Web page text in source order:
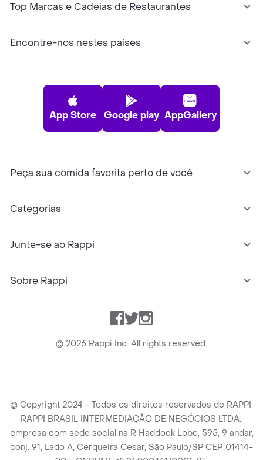
Top Marcas e Cadeias de Restaurantes
Encontre-nos nestes países
App Store Google play AppGallery
Peça sua comida favorita perto de você
Categorias
Junte-se ao Rappi
Sobre Rappi
Facebook
TwitterInstagram
© 2026 Rappi Inc. All rights reserved.
© Copyright 2024 - Todos os direitos reservados de RAPPI.
RAPPI BRASIL INTERMEDIAÇÃO DE NEGÓCIOS LTDA.,
empresa com sede social na R Haddock Lobo, 595, 9 andar,
conj. 91, Lado A, Cerqueira Cesar, São Paulo/SP CEP. 01414-